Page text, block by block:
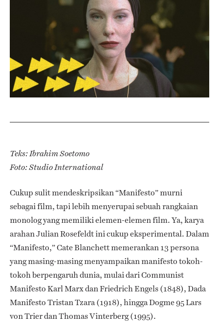
Teks: Ibrahim Soetomo
Foto: Studio International
Cukup sulit mendeskripsikan “Manifesto” murni
sebagai film, tapi lebih menyerupai sebuah rangkaian
monolog yang memiliki elemen-elemen film. Ya, karya
arahan Julian Rosefeldt ini cukup eksperimental. Dalam
“Manifesto,” Cate Blanchett memerankan 13 persona
yang masing-masing menyampaikan manifesto tokoh-
tokoh berpengaruh dunia, mulai dari Communist
Manifesto Karl Marx dan Friedrich Engels (1848), Dada
Manifesto Tristan Tzara (1918), hingga Dogme 95 Lars
von Trier dan Thomas Vinterberg (1995).